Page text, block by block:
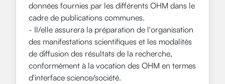
données fournies par les différents OHM dans le
cadre de publications communes.
- Il/elle assurera la préparation de l'organisation
des manifestations scientifiques et les modalités
de diffusion des résultats de la recherche,
conformément à la vocation des OHM en termes
d'interface science/société.